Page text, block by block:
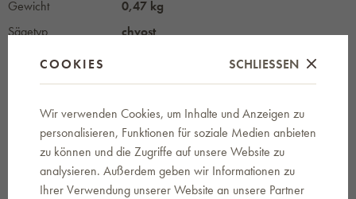
Gewicht
0,47 kg
Sägetyp
chvost
Hersteller /
SIE KÖNNEN IN DIESEN KATEGORIEN
FINDEN
BAHCO Bauwerkzeuge
COOKIES SCHLIESSEN
Wir verwenden Cookies, um Inhalte und Anzeigen zu
personalisieren, Funktionen für soziale Medien anbieten
zu können und die Zugriffe auf unsere Website zu
analysieren. Außerdem geben wir Informationen zu
Ihrer Verwendung unserer Website an unsere Partner